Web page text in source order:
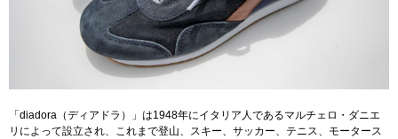
「diadora（ディアドラ）」は1948年にイタリア人であるマルチェロ・ダニエ
リによって設立され、これまで登山、スキー、サッカー、テニス、モータース